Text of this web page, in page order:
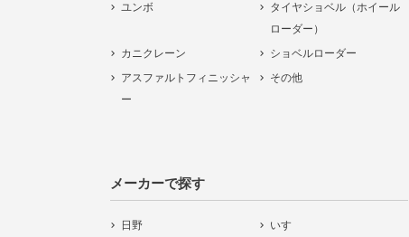
ユンボ
タイヤショベル（ホイール
ローダー）
カニクレーン
ショベルローダー
アスファルトフィニッシャ
ー
その他
メーカーで探す
日野
いすゞ